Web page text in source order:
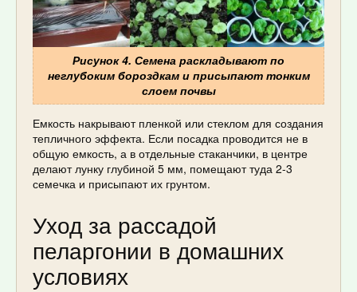
Рисунок 4. Семена раскладывают по
неглубоким бороздкам и присыпают тонким
слоем почвы
Емкость накрывают пленкой или стеклом для создания
тепличного эффекта. Если посадка проводится не в
общую емкость, а в отдельные стаканчики, в центре
делают лунку глубиной 5 мм, помещают туда 2-3
семечка и присыпают их грунтом.
Уход за рассадой
пеларгонии в домашних
условиях